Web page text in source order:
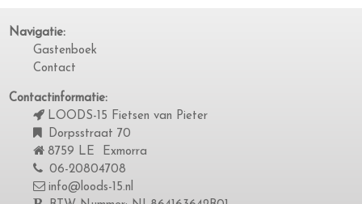
Navigatie:
Gastenboek
Contact
Contactinformatie:
LOODS-15 Fietsen van Pieter
Dorpsstraat 70
8759 LE Exmorra
06-20804708
info@loods-15.nl